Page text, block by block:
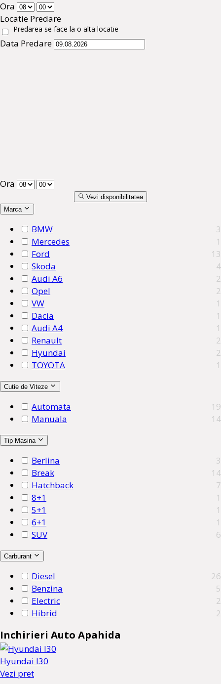
Ora
Locatie Predare
Predarea se face la o alta locatie
Data Predare
Ora
Vezi disponibilitatea
Marca
BMW
3
Mercedes
1
Ford
13
Skoda
4
Audi A6
2
Opel
2
VW
1
Dacia
1
Audi A4
1
Renault
2
Hyundai
2
TOYOTA
1
Cutie de Viteze
Automata
19
Manuala
14
Tip Masina
Berlina
3
Break
14
Hatchback
7
8+1
1
5+1
1
6+1
1
SUV
6
Carburant
Diesel
26
Benzina
5
Electric
2
Hibrid
2
Inchirieri Auto Apahida
Hyundai I30
Vezi pret